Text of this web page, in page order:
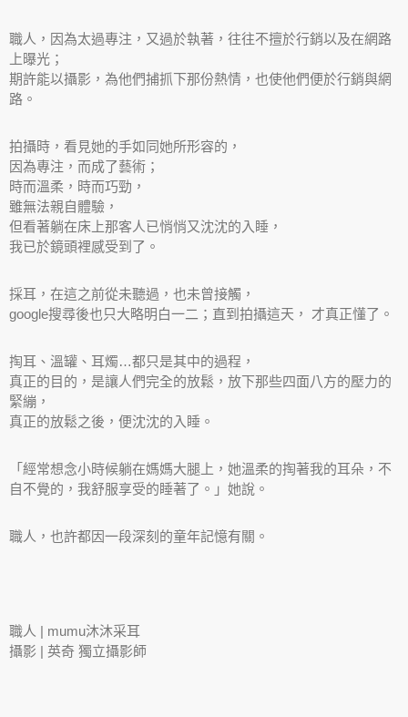
職人，因為太過專注，又過於執著，往往不擅於行銷以及在網路
上曝光；
期許能以攝影，為他們捕抓下那份熱情，也使他們便於行銷與網
路。
拍攝時，看見她的手如同她所形容的，
因為專注，而成了藝術；
時而溫柔，時而巧勁，
雖無法親自體驗，
但看著躺在床上那客人已悄悄又沈沈的入睡，
我已於鏡頭裡感受到了。
採耳，在這之前從未聽過，也未曾接觸，
google搜尋後也只大略明白一二；直到拍攝這天， 才真正懂了。
掏耳、溫罐、耳燭…都只是其中的過程，
真正的目的，是讓人們完全的放鬆，放下那些四面八方的壓力的
緊繃，
真正的放鬆之後，便沈沈的入睡。
「經常想念小時候躺在媽媽大腿上，她溫柔的掏著我的耳朵，不
自不覺的，我舒服享受的睡著了。」她說。
職人，也許都因一段深刻的童年記憶有關。
職人 | mumu沐沐采耳
攝影 | 英奇 獨立攝影師